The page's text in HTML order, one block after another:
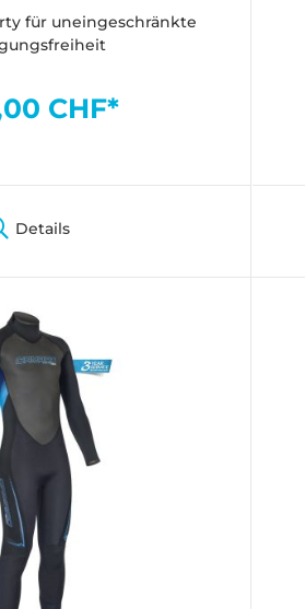
für uneingeschränkte
CHF*
Details